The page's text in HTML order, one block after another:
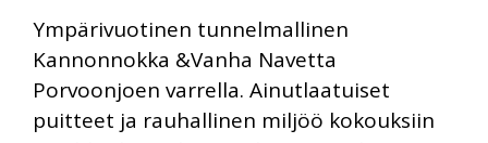
Ympärivuotinen tunnelmallinen
Kannonnokka &Vanha Navetta
Porvoonjoen varrella. Ainutlaatuiset
puitteet ja rauhallinen miljöö kokouksiin